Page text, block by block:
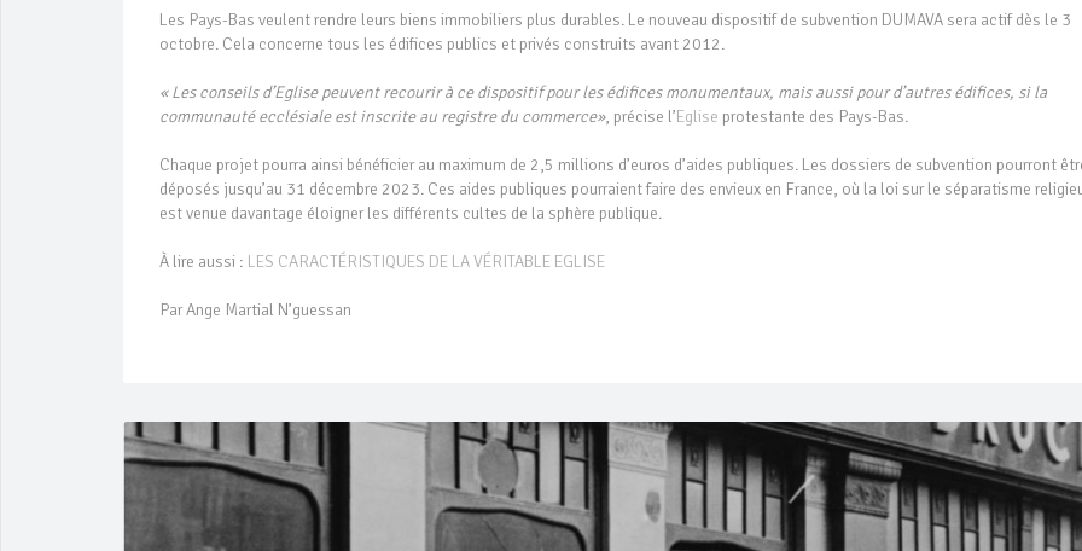
Les Pays-Bas veulent rendre leurs biens immobiliers plus durables. Le nouveau dispositif de subvention DUMAVA sera actif dès le 3
octobre. Cela concerne tous les édifices publics et privés construits avant 2012.
« Les conseils d’Eglise peuvent recourir à ce dispositif pour les édifices monumentaux, mais aussi pour d’autres édifices, si la
communauté ecclésiale est inscrite au registre du commerce», précise l’Eglise protestante des Pays-Bas.
Chaque projet pourra ainsi bénéficier au maximum de 2,5 millions d’euros d’aides publiques. Les dossiers de subvention pourront
déposés jusqu’au 31 décembre 2023. Ces aides publiques pourraient faire des envieux en France, où la loi sur le séparatisme
est venue davantage éloigner les différents cultes de la sphère publique.
À lire aussi : LES CARACTÉRISTIQUES DE LA VÉRITABLE EGLISE
Par Ange Martial N’guessan